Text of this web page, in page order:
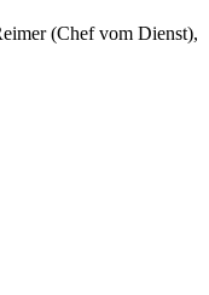
(Chef vom Dienst),